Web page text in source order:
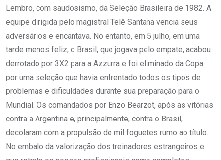
Lembro, com saudosismo, da Seleção Brasileira de 1982. A
equipe dirigida pelo magistral Telê Santana vencia seus
adversários e encantava. No entanto, em 5 julho, em uma
tarde menos feliz, o Brasil, que jogava pelo empate, acabou
derrotado por 3X2 para a Azzurra e foi eliminado da Copa
por uma seleção que havia enfrentado todos os tipos de
problemas e dificuldades durante sua preparação para o
Mundial. Os comandados por Enzo Bearzot, após as vitórias
contra a Argentina e, principalmente, contra o Brasil,
decolaram com a propulsão de mil foguetes rumo ao título.
No embalo da valorização dos treinadores estrangeiros e